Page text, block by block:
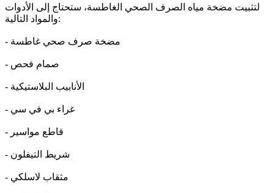
لتثبيت مضخة مياه الصرف الصحي الغاطسة، ستحتاج إلى الأدوات
والمواد التالية:
- مضخة صرف صحي غاطسة
- صمام فحص
- الأنابيب البلاستيكية
- غراء بي في سي
- قاطع مواسير
- شريط التيفلون
- مثقاب لاسلكي